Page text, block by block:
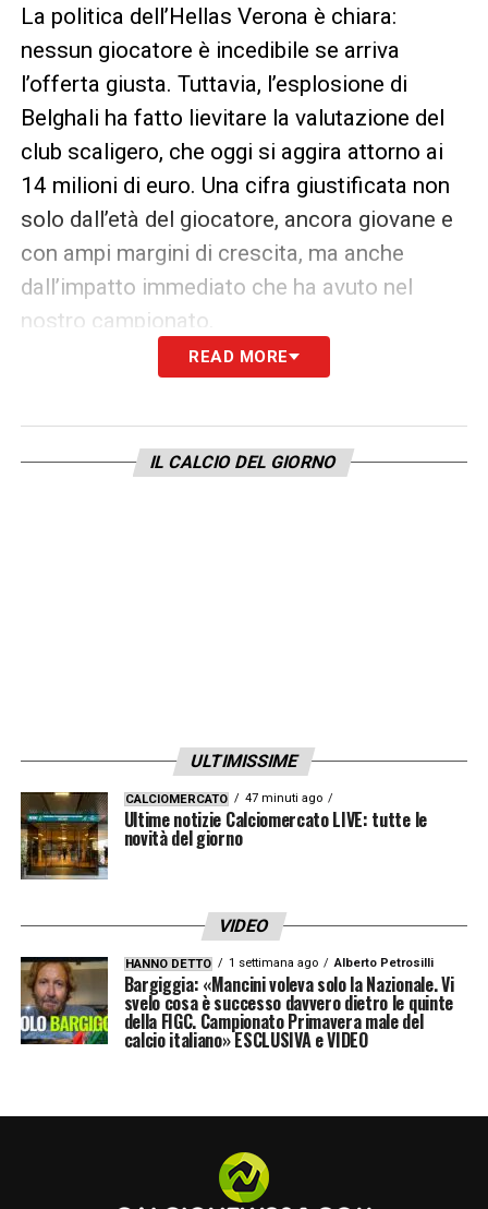
La politica dell’Hellas Verona è chiara:
nessun giocatore è incedibile se arriva
l’offerta giusta. Tuttavia, l’esplosione di
Belghali ha fatto lievitare la valutazione del
club scaligero, che oggi si aggira attorno ai
14 milioni di euro. Una cifra giustificata non
solo dall’età del giocatore, ancora giovane e
con ampi margini di crescita, ma anche
dall’impatto immediato che ha avuto nel
nostro campionato.
Un elemento da considerare per l’
infatti impegnato con la sua nazionale a
inizio 2026, un’assenza che potrebbe
L’operazioneBelghalipotrebbe quindi
diventare una priorità per il mercato
invernale. Il club di Viale della Liberazione
punta a rinforzare il settore difensivo con un
livelli, garantendo al contempo prospettiva e
margini di crescita. Nei prossimi giorni, la
dirigenza nerazzurra valuterà le strategie per
anticipare eventuali concorrenti e chiudere
READ MORE
IL CALCIO DEL GIORNO
ULTIMISSIME
CALCIOMERCATO 47 minuti ago
Ultime notizie Calciomercato LIVE: tutte le
novità del giorno
VIDEO
HANNO DETTO 1 settimana ago Alberto Petrosilli
Bargiggia: «Mancini voleva solo la Nazionale. Vi
svelo cosa è successo davvero dietro le quinte
della FIGC. Campionato Primavera male del
calcio italiano» ESCLUSIVA e VIDEO